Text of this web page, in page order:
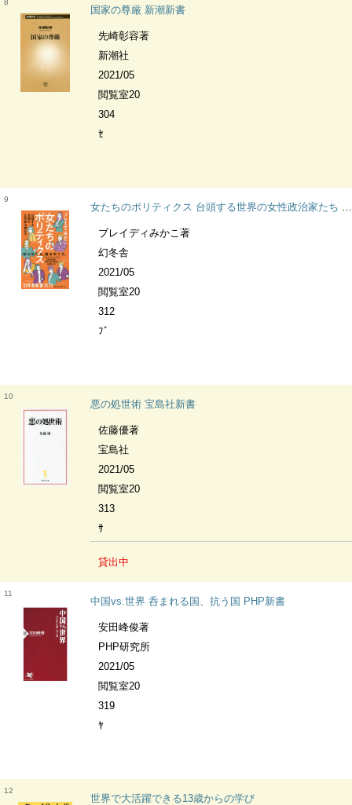
8
国家の尊厳 新潮新書
先崎彰容著
新潮社
2021/05
閲覧室20
304
ｾ
9
女たちのポリティクス 台頭する世界の女性政治家たち 幻冬舎新書
ブレイディみかこ著
幻冬舎
2021/05
閲覧室20
312
ﾌﾞ
10
悪の処世術 宝島社新書
佐藤優著
宝島社
2021/05
閲覧室20
313
ｻ
貸出中
11
中国vs.世界 呑まれる国、抗う国 PHP新書
安田峰俊著
PHP研究所
2021/05
閲覧室20
319
ﾔ
12
世界で大活躍できる13歳からの学び